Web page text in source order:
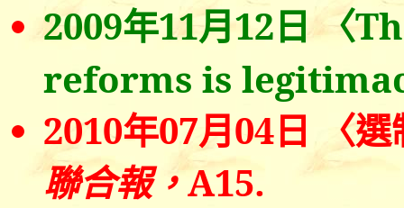
2009年11月12日〈
reforms is
2010年07月04日
〈
聯合報，A15.